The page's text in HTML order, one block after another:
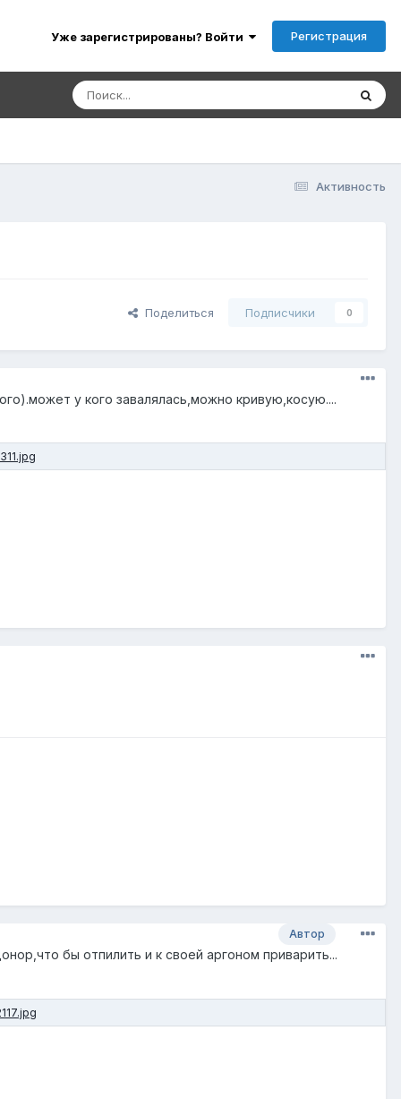
Уже зарегистрированы? Войти Регистрация
Активность
Поделиться Подписчики 0
у кого завалялась,можно кривую,косую....
Автор
бы отпилить и к своей аргоном приварить...